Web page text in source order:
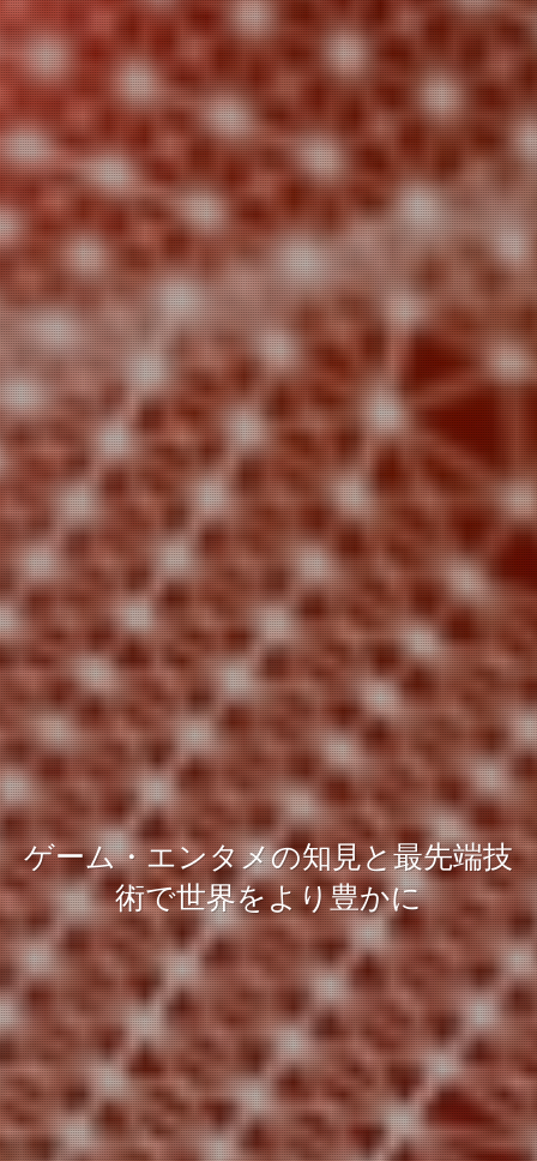
ゲーム・エンタメの知見と最先端技
術で世界をより豊かに
ゲーム・エンタメの知見と最先端技
術で世界をより豊かに
ゲーム・エンタメの知見と最先端技
術で世界をより豊かに
ゲーム・エンタメの知見と最先端技
術で世界をより豊かに